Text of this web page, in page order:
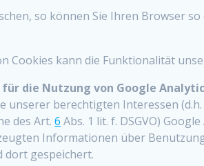
so können Sie Ihren Browser
Cookies kann die Funktionalität
die Nutzung von Google
unserer berechtigten Interessen
des Art.6 Abs. 1 lit. f. DSGVO)
Informationen über
dort gespeichert.